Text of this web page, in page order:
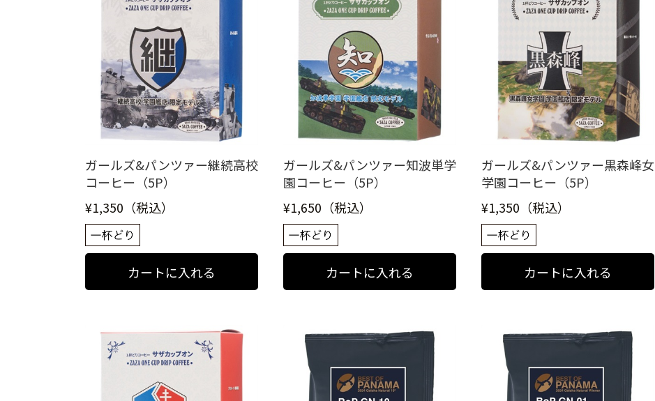
ガールズ&パンツァー継続高校
コーヒー（5P）
¥1,350（税込）
ガールズ&パンツァー知波単学
園コーヒー（5P）
¥1,650（税込）
ガールズ&パンツァー黒森峰女
学園コーヒー（5P）
¥1,350（税込）